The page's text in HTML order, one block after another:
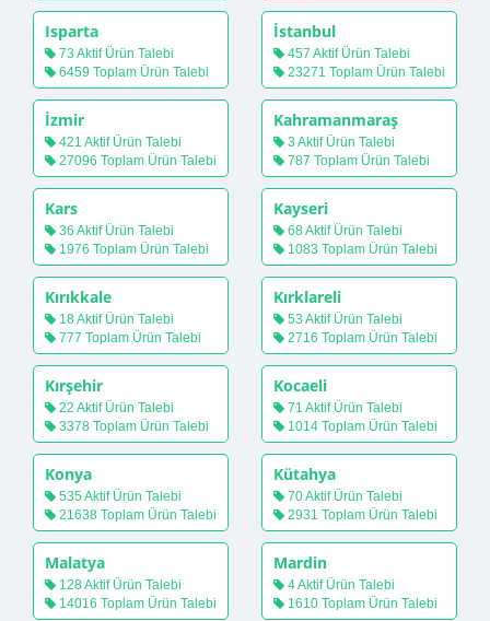
Isparta
73 Aktif Ürün Talebi
6459 Toplam Ürün Talebi
İstanbul
457 Aktif Ürün Talebi
23271 Toplam Ürün Talebi
İzmir
421 Aktif Ürün Talebi
27096 Toplam Ürün Talebi
Kahramanmaraş
3 Aktif Ürün Talebi
787 Toplam Ürün Talebi
Kars
36 Aktif Ürün Talebi
1976 Toplam Ürün Talebi
Kayseri
68 Aktif Ürün Talebi
1083 Toplam Ürün Talebi
Kırıkkale
18 Aktif Ürün Talebi
777 Toplam Ürün Talebi
Kırklareli
53 Aktif Ürün Talebi
2716 Toplam Ürün Talebi
Kırşehir
22 Aktif Ürün Talebi
3378 Toplam Ürün Talebi
Kocaeli
71 Aktif Ürün Talebi
1014 Toplam Ürün Talebi
Konya
535 Aktif Ürün Talebi
21638 Toplam Ürün Talebi
Kütahya
70 Aktif Ürün Talebi
2931 Toplam Ürün Talebi
Malatya
128 Aktif Ürün Talebi
14016 Toplam Ürün Talebi
Mardin
4 Aktif Ürün Talebi
1610 Toplam Ürün Talebi